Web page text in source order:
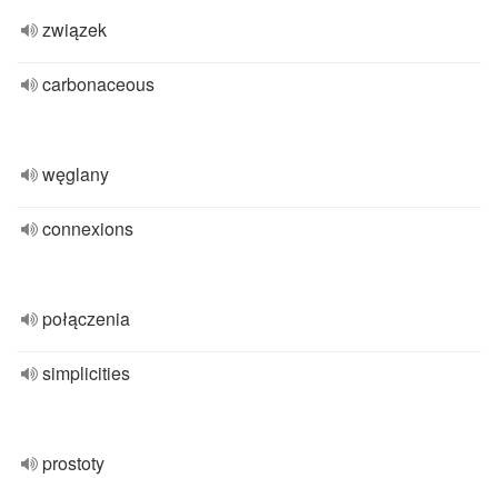
związek
carbonaceous
węglany
connexions
połączenia
simplicities
prostoty